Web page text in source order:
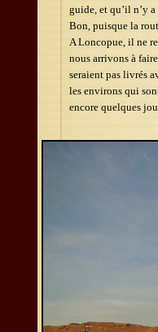
guide, et qu’il n’y
Bon, puisque la
A Loncopue, il ne
nous arrivons à
seraient pas livrés
les environs qui
encore quelques